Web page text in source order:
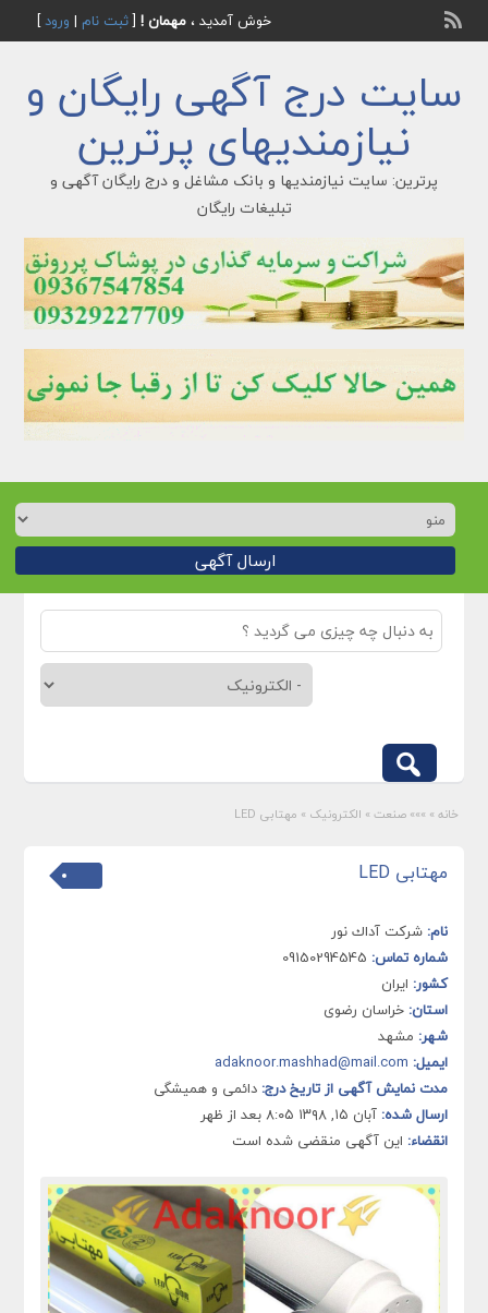
خوش آمدید ، مهمان ![ثبت نام | ورود]
سایت درج آگهی رایگان و
نیازمندیهای پرترین
پرترین: سایت نیازمندیها و بانک مشاغل و درج رایگان آگهی و
تبلیغات رایگان
ارسال آگهی
خانه » »»» صنعت » الکترونیک » مهتابی LED
مهتابی LED
نام: شركت آداك نور
شماره تماس:
کشور: ایران
استان: خراسان رضوی
شهر: مشهد
ایمیل: adaknoor.mashhad@mail.com
مدت نمایش آگهی از تاریخ درج: دائمی و همیشگی
ارسال شده: آبان ۱۵, ۱۳۹۸ ۸:۰۵ بعد از ظهر
انقضاء: این آگهی منقضی شده است